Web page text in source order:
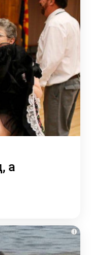
а
i